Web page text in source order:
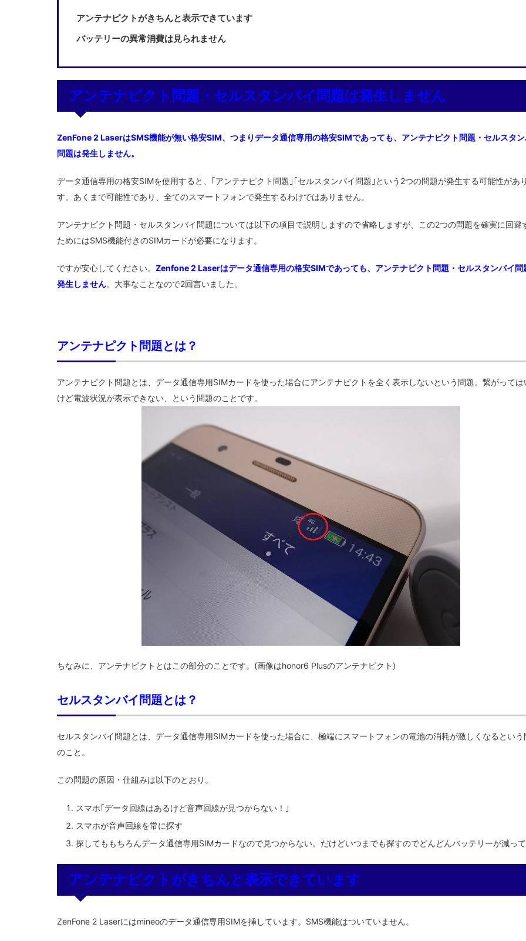
アンテナピクトがきちんと表示できています
バッテリーの異常消費は見られません
アンテナピクト問題・セルスタンバイ問題は発生しません
ZenFone 2 LaserはSMS機能が無い格安SIM、つまりデータ通信専用の格安SIMであっても、アンテナピクト問題・セルスタ
問題は発生しません。
データ通信専用の格安SIMを使用すると、｢アンテナピクト問題｣｢セルスタンバイ問題｣という2つの問題が発生する可能性があ
す。あくまで可能性であり、全てのスマートフォンで発生するわけではありません。
アンテナピクト問題・セルスタンバイ問題については以下の項目で説明しますので省略しますが、この2つの問題を確実に回避
ためにはSMS機能付きのSIMカードが必要になります。
ですが安心してください。 Zenfone 2 Laserはデータ通信専用の格安SIMであっても、アンテナピクト問題・セルスタンバイ問
発生しません。大事なことなので2回言いました。
アンテナピクト問題とは？
アンテナピクト問題とは、データ通信専用SIMカードを使った場合にアンテナピクトを全く表示しないという問題。繋がっては
けど電波状況が表示できない、という問題のことです。
ちなみに、アンテナピクトとはこの部分のことです。(画像はhonor6 Plusのアンテナピクト)
セルスタンバイ問題とは？
セルスタンバイ問題とは、データ通信専用SIMカードを使った場合に、極端にスマートフォンの電池の消耗が激しくなるという
のこと。
この問題の原因・仕組みは以下のとおり。
スマホ｢データ回線はあるけど音声回線が見つからない！｣
スマホが音声回線を常に探す
探してももちろんデータ通信専用SIMカードなので見つからない。だけどいつまでも探すのでどんどんバッテリーが減っ
アンテナピクトがきちんと表示できています
ZenFone 2 Laserにはmineoのデータ通信専用SIMを挿しています。SMS機能はついていません。